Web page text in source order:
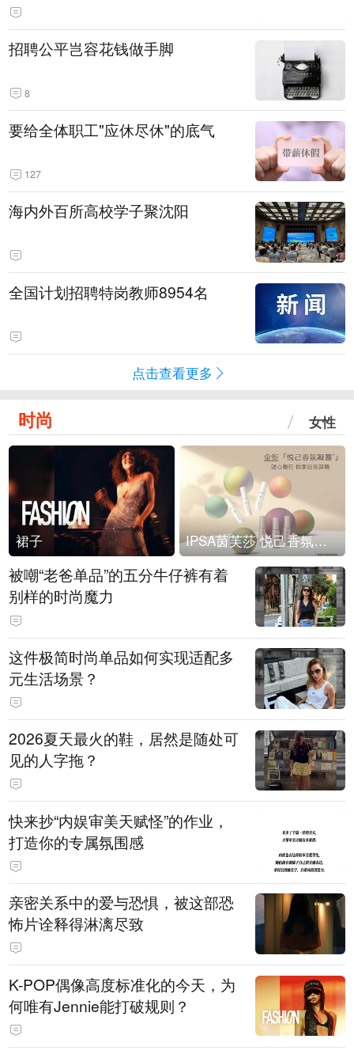
招聘公平岂容花钱做手脚
8
要给全体职工"应休尽休"的底气
127
海内外百所高校学子聚沈阳
全国计划招聘特岗教师8954名
点击查看更多
时尚 女性
裙子 IPSA茵芙莎 悦己香氛凝露上市
被嘲“老爸单品”的五分牛仔裤有着
别样的时尚魔力
这件极简时尚单品如何实现适配多
元生活场景？
2026夏天最火的鞋，居然是随处可
见的人字拖？
快来抄“内娱审美天赋怪”的作业，
打造你的专属氛围感
亲密关系中的爱与恐惧，被这部恐
怖片诠释得淋漓尽致
K-POP偶像高度标准化的今天，为
何唯有Jennie能打破规则？